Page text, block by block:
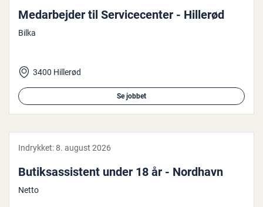
Me­d­ar­bej­der til Ser­vi­ce­cen­ter - Hillerød
Bilka
3400 Hillerød
Se jobbet
Indrykket:8. august 2026
Bu­tiksas­si­stent under 18 år - Nordhavn
Netto